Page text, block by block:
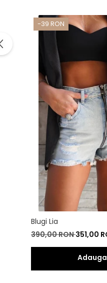
-39 RON
Blugi Lia
390,00 RON351,00